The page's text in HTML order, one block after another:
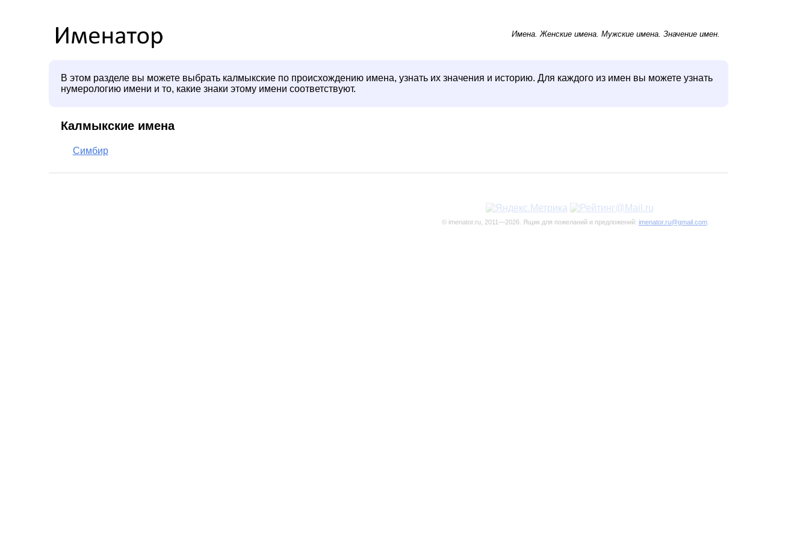
Имена.Женские имена.Мужские имена. Значение имен.
В этом разделе вы можете выбрать калмыкские по происхождению имена, узнать их значения и историю. Для каждого из имен вы можете узнать
нумерологию имени и то, какие знаки этому имени соответствуют.
Калмыкские имена
Симбир
© imenator.ru, 2011—2026. Ящик для пожеланий и предложений: imenator.ru@gmail.com.